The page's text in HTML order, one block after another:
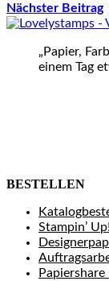
Nächster Beitrag
„Papier,
einem Tag
BESTELLEN
Stampin’